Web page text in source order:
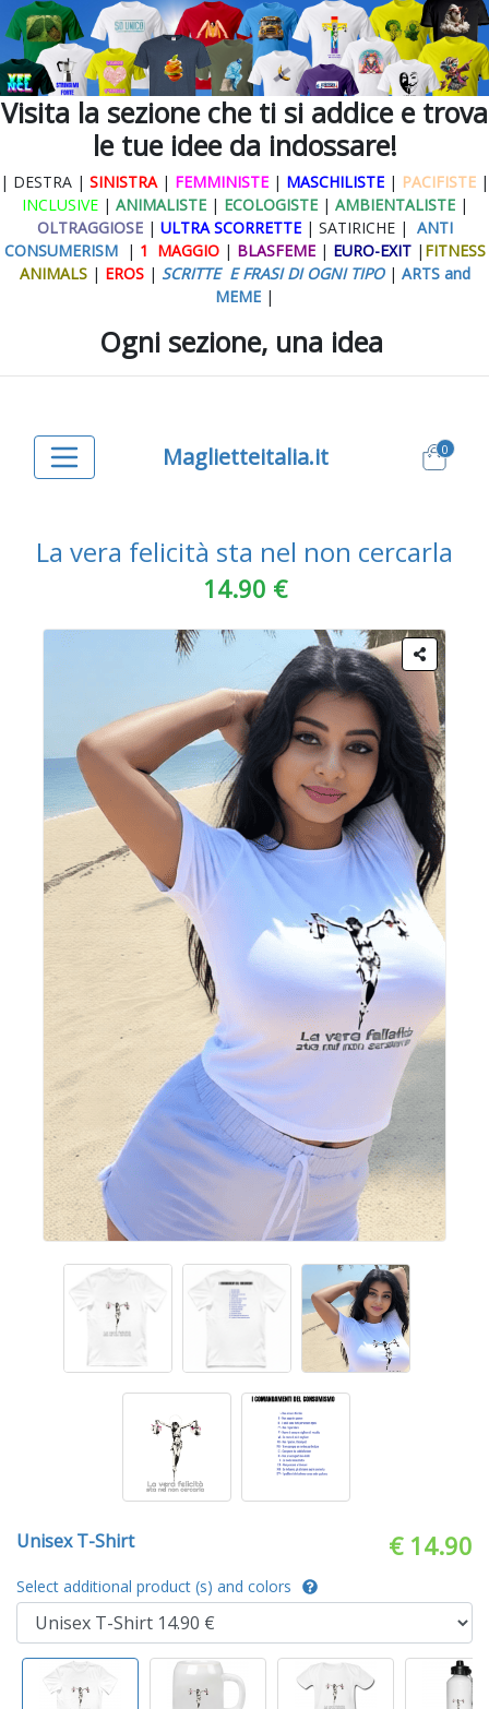
Visita la sezione che ti si addice e trova
le tue idee da indossare!
| DESTRA | SINISTRA| FEMMINISTE | MASCHILISTE | PACIFISTE |
INCLUSIVE| ANIMALISTE| ECOLOGISTE | AMBIENTALISTE|
OLTRAGGIOSE| ULTRA SCORRETTE | SATIRICHE | ANTI
CONSUMERISM | 1 MAGGIO| BLASFEME | EURO-EXIT| FITNESS
ANIMALS| EROS| SCRITTE E FRASI DI OGNI TIPO | ARTS and
MEME |
Ogni sezione, una idea
Maglietteitalia.it 0
La vera felicità sta nel non cercarla
14.90 €
Unisex T-Shirt € 14.90
Select additional product (s) and colors